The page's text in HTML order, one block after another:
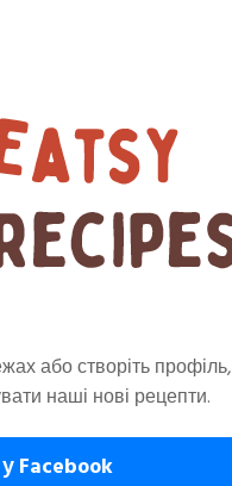
віночком.
кубиками
додайте
або створіть профіль,
наші нові рецепти.
Facebook